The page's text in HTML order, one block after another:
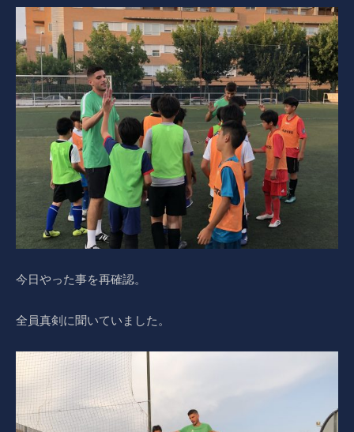
今日やった事を再確認。
全員真剣に聞いていました。